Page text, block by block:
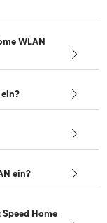
WLAN
ein?
Home